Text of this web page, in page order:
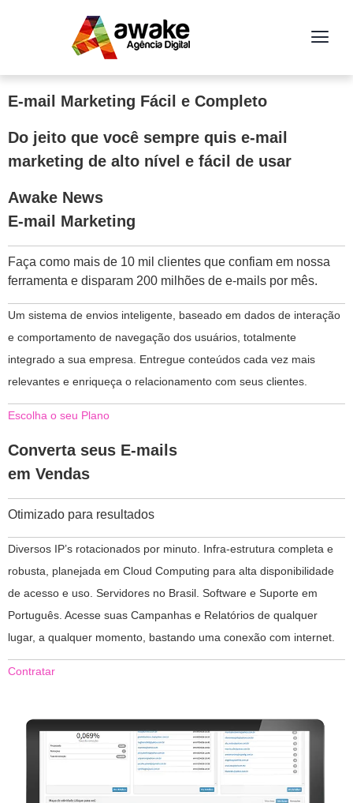
E-mail Marketing Fácil e Completo
Do jeito que você sempre quis e-mail
marketing de alto nível e fácil de usar
Awake News
E-mail Marketing
Faça como mais de 10 mil clientes que confiam em nossa
ferramenta e disparam 200 milhões de e-mails por mês.
Um sistema de envios inteligente, baseado em dados de interação
e comportamento de navegação dos usuários, totalmente
integrado a sua empresa. Entregue conteúdos cada vez mais
relevantes e enriqueça o relacionamento com seus clientes.
Escolha o seu Plano
Converta seus E-mails
em Vendas
Otimizado para resultados
Diversos IP’s rotacionados por minuto. Infra-estrutura completa e
robusta, planejada em Cloud Computing para alta disponibilidade
de acesso e uso. Servidores no Brasil. Software e Suporte em
Português. Acesse suas Campanhas e Relatórios de qualquer
lugar, a qualquer momento, bastando uma conexão com internet.
Contratar